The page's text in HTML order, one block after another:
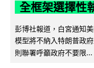
全框架選擇性
彭博社報道，白宮通知
模型將不納入特朗普政
則聯署呼籲政府不要限...